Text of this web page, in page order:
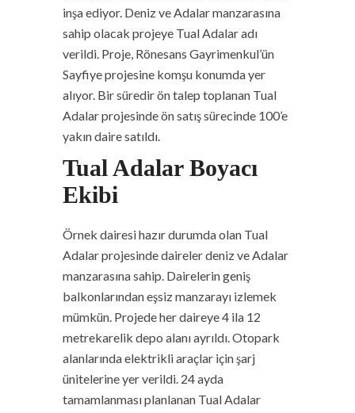
inşa ediyor. Deniz ve Adalar manzarasına
sahip olacak projeye Tual Adalar adı
verildi. Proje, Rönesans Gayrimenkul’ün
Sayfiye projesine komşu konumda yer
alıyor. Bir süredir ön talep toplanan Tual
Adalar projesinde ön satış sürecinde 100’e
yakın daire satıldı.
Tual Adalar Boyacı
Ekibi
Örnek dairesi hazır durumda olan Tual
Adalar projesinde daireler deniz ve Adalar
manzarasına sahip. Dairelerin geniş
balkonlarından eşsiz manzarayı izlemek
mümkün. Projede her daireye 4 ila 12
metrekarelik depo alanı ayrıldı. Otopark
alanlarında elektrikli araçlar için şarj
ünitelerine yer verildi. 24 ayda
tamamlanması planlanan Tual Adalar